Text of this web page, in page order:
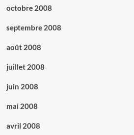
octobre 2008
septembre 2008
août 2008
juillet 2008
juin 2008
mai 2008
avril 2008